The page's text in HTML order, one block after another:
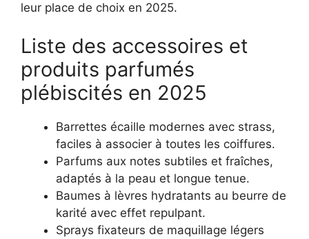
leur place de choix en 2025.
Liste des accessoires et
produits parfumés
plébiscités en 2025
Barrettes écaille modernes avec strass,
faciles à associer à toutes les coiffures.
Parfums aux notes subtiles et fraîches,
adaptés à la peau et longue tenue.
Baumes à lèvres hydratants au beurre de
karité avec effet repulpant.
Sprays fixateurs de maquillage légers